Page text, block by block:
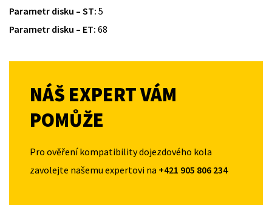
Parametr disku – ST: 5
Parametr disku – ET: 68
NÁŠ EXPERT VÁM
POMŮŽE
Pro ověření kompatibility dojezdového kola
zavolejte našemu expertovi na +421 905 806 234